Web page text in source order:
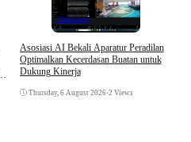
Teknologi
Asosiasi AI Bekali Aparatur Peradilan
Optimalkan Kecerdasan Buatan untuk
Dukung Kinerja
Thursday, 6 August 2026•2 Views